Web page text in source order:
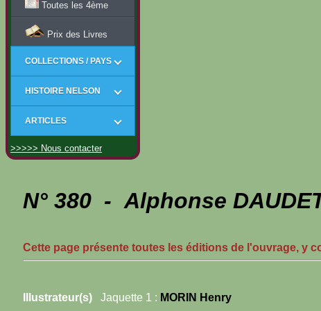
Toutes les 4ème
Prix des Livres
COLLECTIONS / PAYS
HISTOIRE NELSON
ARTICLES
>>>>> Nous contacter
N° 380 - Alphonse
Cette page présente toutes les éditions de l'ouvrage, y
Illustrateur(s) Jaquette 1 : MORIN Henry